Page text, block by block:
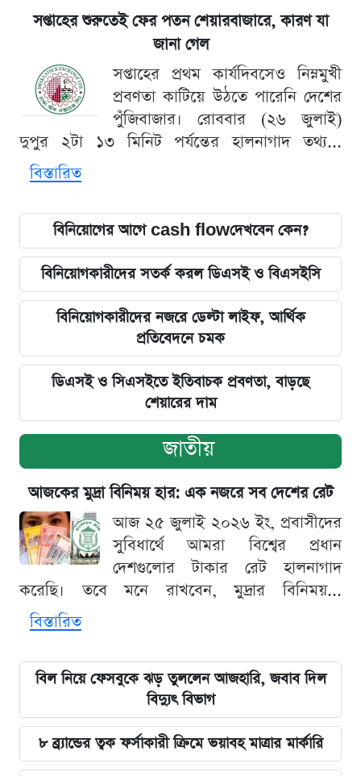
সপ্তাহের শুরুতেই ফের পতন শেয়ারবাজারে, কারণ যা
জানা গেল
সপ্তাহের প্রথম কার্যদিবসেও নিম্নমুখী
প্রবণতা কাটিয়ে উঠতে পারেনি দেশের
পুঁজিবাজার। রোববার (২৬ জুলাই)
দুপুর ২টা ১৩ মিনিট পর্যন্তের হালনাগাদ তথ্য...
বিস্তারিত
বিনিয়োগের আগে cash flowদেখবেন কেন?
বিনিয়োগকারীদের সতর্ক করল ডিএসই ও বিএসইসি
বিনিয়োগকারীদের নজরে ডেল্টা লাইফ, আর্থিক
প্রতিবেদনে চমক
ডিএসই ও সিএসইতে ইতিবাচক প্রবণতা, বাড়ছে
শেয়ারের দাম
জাতীয়
আজকের মুদ্রা বিনিময় হার: এক নজরে সব দেশের রেট
আজ ২৫ জুলাই ২০২৬ ইং, প্রবাসীদের
সুবিধার্থে আমরা বিশ্বের প্রধান
দেশগুলোর টাকার রেট হালনাগাদ
করেছি। তবে মনে রাখবেন, মুদ্রার বিনিময়...
বিস্তারিত
বিল নিয়ে ফেসবুকে ঝড় তুললেন আজহারি, জবাব দিল
বিদ্যুৎ বিভাগ
৮ ব্র্যান্ডের ত্বক ফর্সাকারী ক্রিমে ভয়াবহ মাত্রার মার্কারি